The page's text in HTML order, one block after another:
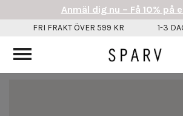
Anmäl dig nu – Få 10% på
FRI FRAKT ÖVER 599 KR 1-3